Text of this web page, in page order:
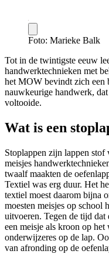
Foto: Marieke Balk
Tot in de twintigste eeuw
handwerktechnieken met
het MOW bevindt zich een
nauwkeurige handwerk,
voltooide.
Wat is een
Stoplappen zijn lappen
meisjes
twaalf maakten de
Textiel was erg duur. Het
textiel moest daarom bijna
moesten meisjes op
uitvoeren. Tegen de tijd dat
een meisje als kroon op het
onderwijzeres op de lap.
van afronding op de